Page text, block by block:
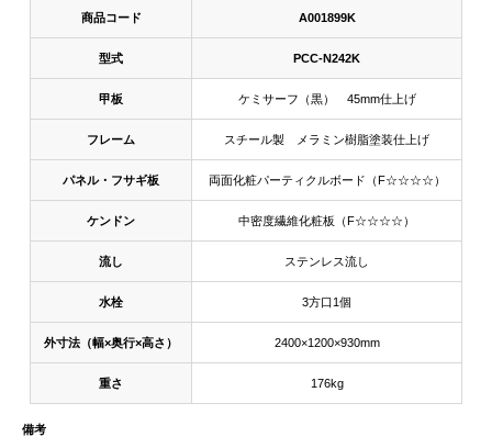
商品コード A001899K
型式 PCC-N242K
甲板 ケミサーフ（黒） 45mm仕上げ
フレーム スチール製 メラミン樹脂塗装仕上げ
パネル・フサギ板 両面化粧パーティクルボード（F☆☆☆☆）
ケンドン 中密度繊維化粧板（F☆☆☆☆）
流し ステンレス流し
水栓 3方口1個
外寸法（幅×奥行×高さ） 2400×1200×930mm
重さ 176kg
備考